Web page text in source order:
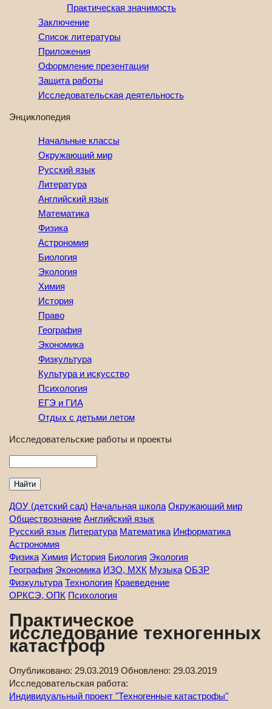
Практическая значимость
Заключение
Список литературы
Приложения
Оформление презентации
Защита работы
Исследовательская деятельность
Энциклопедия
Начальные классы
Окружающий мир
Русский язык
Литература
Английский язык
Математика
Физика
Астрономия
Биология
Экология
Химия
История
Право
География
Экономика
Физкультура
Культура и искусство
Психология
ЕГЭ и ГИА
Отдых с детьми летом
Исследовательские работы и проекты
ДОУ (детский сад) Начальная школа Окружающий мир
Обществознание Английский язык
Русский язык Литература Математика Информатика
Астрономия
Физика Химия История Биология Экология
География Экономика ИЗО, МХК Музыка ОБЗР
Физкультура Технология Краеведение
ОРКСЭ, ОПК Психология
Практическое
исследование техногенных
катастроф
Опубликовано: 29.03.2019 Обновлено: 29.03.2019
Исследовательская работа:
Индивидуальный проект "Техногенные катастрофы"